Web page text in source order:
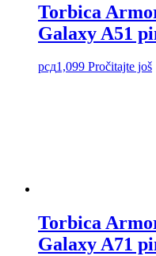
Torbica
Galaxy A51
рсд1,099 Pročitajte još
Torbica
Galaxy A71